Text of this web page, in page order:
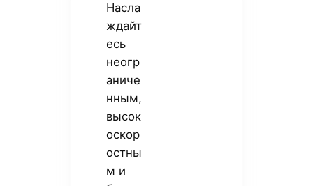
Насла
ждайт
есь
неогр
аниче
нным,
высок
оскор
остны
м и